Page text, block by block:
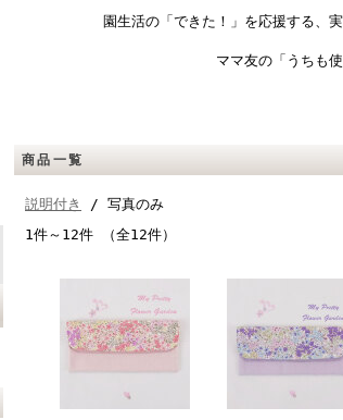
園生活の「できた！」を応援する、
ママ友の「うちも
商品一覧
説明付き
/ 写真のみ
1件～12件 （全12件）